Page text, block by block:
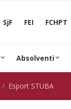
SjF FEI FCHPT
Absolventi
Esport STUBA